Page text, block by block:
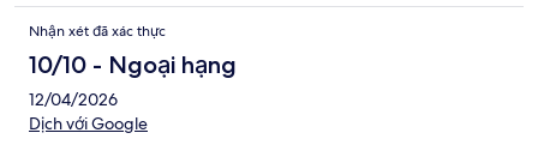
Nhận xét đã xác thực
10/10 - Ngoại hạng
12/04/2026
Dịch với Google